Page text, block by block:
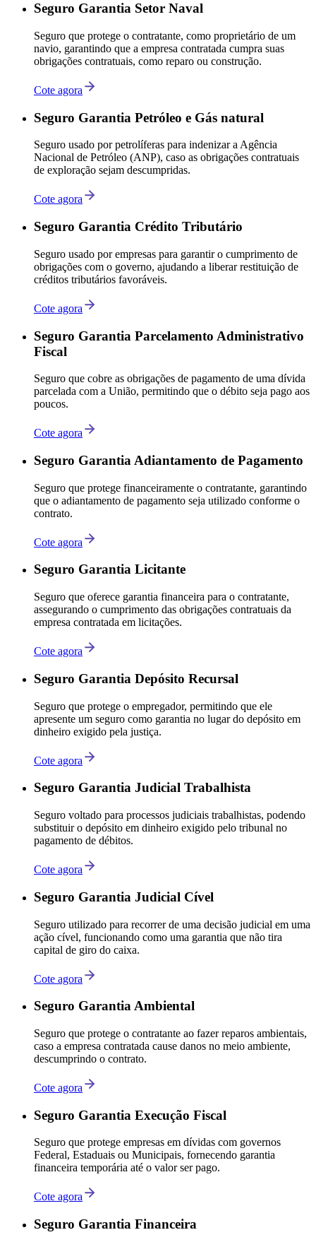
Seguro Garantia Setor Naval
Seguro que protege o contratante, como proprietário de um
navio, garantindo que a empresa contratada cumpra suas
obrigações contratuais, como reparo ou construção.
Cote agora
Seguro Garantia Petróleo e Gás natural
Seguro usado por petrolíferas para indenizar a Agência
Nacional de Petróleo (ANP), caso as obrigações contratuais
de exploração sejam descumpridas.
Cote agora
Seguro Garantia Crédito Tributário
Seguro usado por empresas para garantir o cumprimento de
obrigações com o governo, ajudando a liberar restituição de
créditos tributários favoráveis.
Cote agora
Seguro Garantia Parcelamento Administrativo
Fiscal
Seguro que cobre as obrigações de pagamento de uma dívida
parcelada com a União, permitindo que o débito seja pago aos
poucos.
Cote agora
Seguro Garantia Adiantamento de Pagamento
Seguro que protege financeiramente o contratante, garantindo
que o adiantamento de pagamento seja utilizado conforme o
contrato.
Cote agora
Seguro Garantia Licitante
Seguro que oferece garantia financeira para o contratante,
assegurando o cumprimento das obrigações contratuais da
empresa contratada em licitações.
Cote agora
Seguro Garantia Depósito Recursal
Seguro que protege o empregador, permitindo que ele
apresente um seguro como garantia no lugar do depósito em
dinheiro exigido pela justiça.
Cote agora
Seguro Garantia Judicial Trabalhista
Seguro voltado para processos judiciais trabalhistas, podendo
substituir o depósito em dinheiro exigido pelo tribunal no
pagamento de débitos.
Cote agora
Seguro Garantia Judicial Cível
Seguro utilizado para recorrer de uma decisão judicial em uma
ação cível, funcionando como uma garantia que não tira
capital de giro do caixa.
Cote agora
Seguro Garantia Ambiental
Seguro que protege o contratante ao fazer reparos ambientais,
caso a empresa contratada cause danos no meio ambiente,
descumprindo o contrato.
Cote agora
Seguro Garantia Execução Fiscal
Seguro que protege empresas em dívidas com governos
Federal, Estaduais ou Municipais, fornecendo garantia
financeira temporária até o valor ser pago.
Cote agora
Seguro Garantia Financeira